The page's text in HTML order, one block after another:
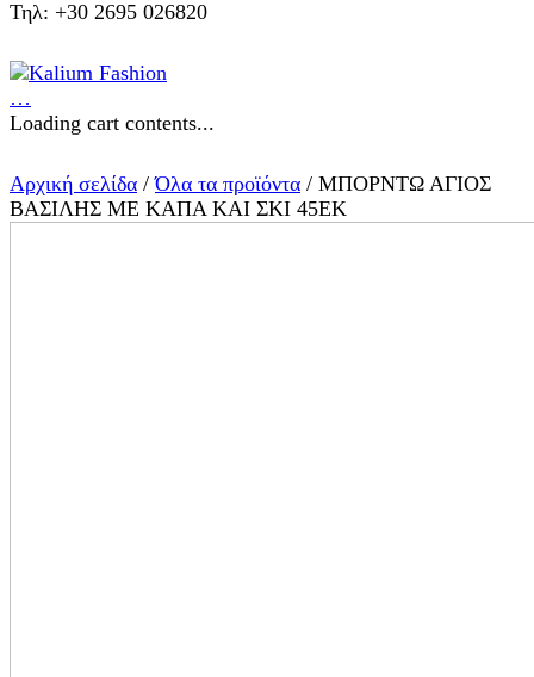
Τηλ: +30 2695 026820
…
Loading cart contents...
Αρχική σελίδα /Όλα τα προϊόντα / ΜΠΟΡΝΤΩ ΑΓΙΟΣ
ΒΑΣΙΛΗΣ ΜΕ ΚΑΠΑ ΚΑΙ ΣΚΙ 45ΕΚ